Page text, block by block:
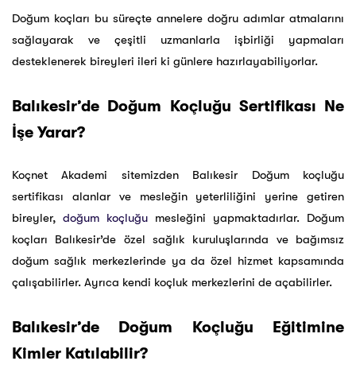
Doğum koçları bu süreçte annelere doğru adımlar atmalarını
sağlayarak ve çeşitli uzmanlarla işbirliği yapmaları
desteklenerek bireyleri ileri ki günlere hazırlayabiliyorlar.
Balıkesir’de Doğum Koçluğu Sertifikası Ne
İşe Yarar?
Koçnet Akademi sitemizden Balıkesir Doğum koçluğu
sertifikası alanlar ve mesleğin yeterliliğini yerine getiren
bireyler, doğum koçluğu mesleğini yapmaktadırlar. Doğum
koçları Balıkesir’de özel sağlık kuruluşlarında ve bağımsız
doğum sağlık merkezlerinde ya da özel hizmet kapsamında
çalışabilirler. Ayrıca kendi koçluk merkezlerini de açabilirler.
Balıkesir’de Doğum Koçluğu Eğitimine
Kimler Katılabilir?